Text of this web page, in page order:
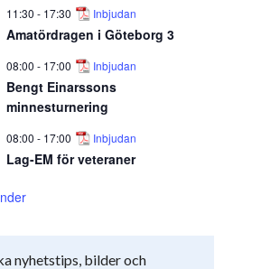
11:30 - 17:30 Inbjudan
Amatördragen i Göteborg 3
08:00 - 17:00 Inbjudan
Bengt Einarssons
minnesturnering
08:00 - 17:00 Inbjudan
Lag-EM för veteraner
nyhetstips, bilder och